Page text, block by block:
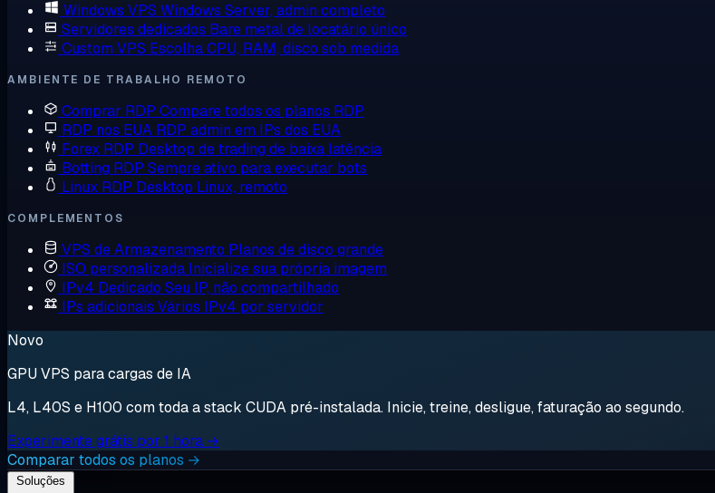
Windows VPS Windows Server, admin completo
Servidores dedicados Bare metal de locatário único
Custom VPS Escolha CPU, RAM, disco sob medida
AMBIENTE DE TRABALHO REMOTO
Comprar RDP Compare todos os planos RDP
RDP nos EUA RDP admin em IPs dos EUA
Forex RDP Desktop de trading de baixa latência
Botting RDP Sempre ativo para executar bots
Linux RDP Desktop Linux, remoto
COMPLEMENTOS
VPS de Armazenamento Planos de disco grande
ISO personalizada Inicialize sua própria imagem
IPv4 Dedicado Seu IP, não compartilhado
IPs adicionais Vários IPv4 por servidor
Novo
GPU VPS para cargas de IA
L4, L40S e H100 com toda a stack CUDA pré-instalada. Inicie, treine, desligue, faturação ao segundo.
Experimente grátis por 1 hora →
Comparar todos os planos →